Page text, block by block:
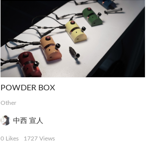
POWDER BOX
Other
中西 宣人
0 Likes 1727 Views